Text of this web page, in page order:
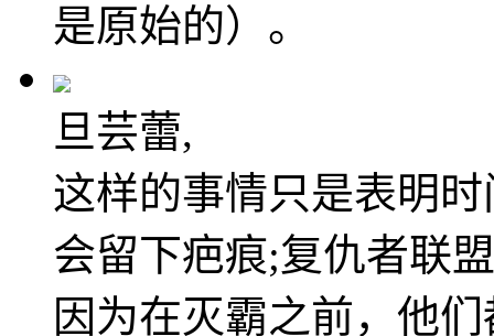
是原始的）。
旦芸蕾,
这样的事情只是表明
会留下疤痕;复仇者联
因为在灭霸之前，他